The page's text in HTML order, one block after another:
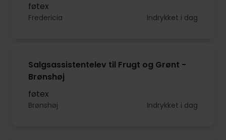
føtex
Fredericia Indrykket i dag
Salgsassistentelev til Frugt og Grønt -
Brønshøj
føtex
Brønshøj Indrykket i dag